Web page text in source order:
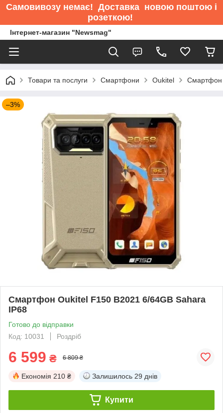
Самовивозу немає! Доставка новою поштою і
розеткою!
Інтернет-магазин "Newsmag"
Товари та послуги Смартфони Oukitel Смартфон
–3%
Смартфон Oukitel F150 B2021 6/64GB Sahara
IP68
Готово до відправки
Код: 10031
Роздріб
6 599 ₴ 6 809 ₴
Економія 210 ₴ Залишилось 29 днів
Купити